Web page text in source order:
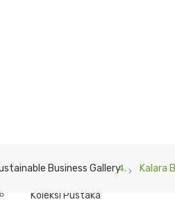
Koleksi Pustaka
Business Gallery Kalara